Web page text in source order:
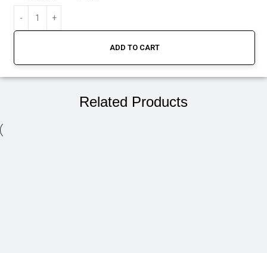
ADD TO CART
Related Products